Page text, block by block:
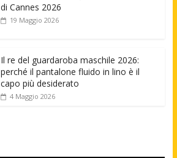
di Cannes 2026
19 Maggio 2026
Il re del guardaroba maschile 2026:
perché il pantalone fluido in lino è il
capo più desiderato
4 Maggio 2026